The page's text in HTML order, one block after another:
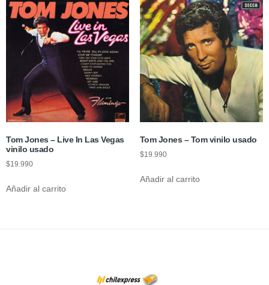
Tom Jones – Live In Las Vegas
vinilo usado
$19.990
Añadir al carrito
Tom Jones – Tom vinilo usado
$19.990
Añadir al carrito